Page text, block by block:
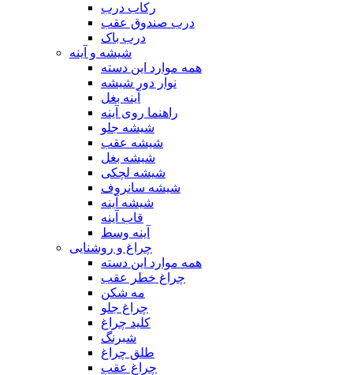
رکاب درب
درب صندوق عقب
درب باک
شیشه و آینه
همه موارد این دسته
نوار دور شیشه
آینه بغل
راهنما روی آینه
شیشه جلو
شیشه عقب
شیشه بغل
شیشه لچکی
شیشه سانروف
شیشه آینه
قاب آینه
آینه وسط
چراغ و روشنایی
همه موارد این دسته
چراغ خطر عقب
مه شکن
چراغ جلو
کلید چراغ
شبرنگ
طلق چراغ
چراغ عقب